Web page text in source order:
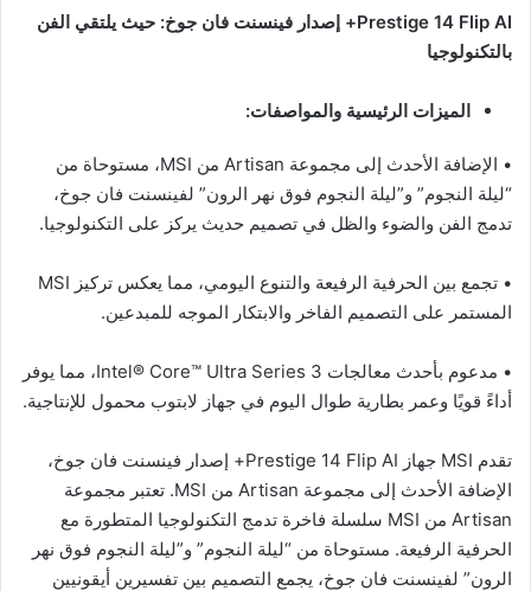
Prestige 14 Flip AI+
إصدار فينسنت فان جوخ: حيث يلتقي الفن
بالتكنولوجيا
الميزات الرئيسية والمواصفات:
• الإضافة الأحدث إلى مجموعة Artisan من MSI، مستوحاة من
“ليلة النجوم” و”ليلة النجوم فوق نهر الرون” لفينسنت فان جوخ،
تدمج الفن والضوء والظل في تصميم حديث يركز على التكنولوجيا.
• تجمع بين الحرفية الرفيعة والتنوع اليومي، مما يعكس تركيز MSI
المستمر على التصميم الفاخر والابتكار الموجه للمبدعين.
• مدعوم بأحدث معالجات Intel® Core™ Ultra Series 3، مما يوفر
أداءً قويًا وعمر بطارية طوال اليوم في جهاز لابتوب محمول للإنتاجية.
تقدم MSI جهاز Prestige 14 Flip AI+ إصدار فينسنت فان جوخ،
الإضافة الأحدث إلى مجموعة Artisan من MSI. تعتبر مجموعة
Artisan من MSI سلسلة فاخرة تدمج التكنولوجيا المتطورة مع
الحرفية الرفيعة. مستوحاة من “ليلة النجوم” و”ليلة النجوم فوق نهر
الرون” لفينسنت فان جوخ، يجمع التصميم بين تفسيرين أيقونيين